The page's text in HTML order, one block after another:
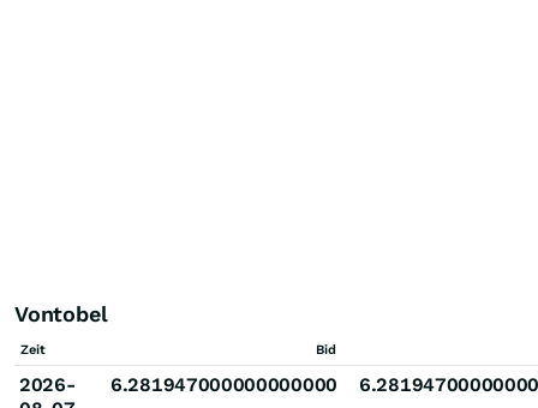
Vontobel
Zeit Bid
2026-
6.281947000000000000